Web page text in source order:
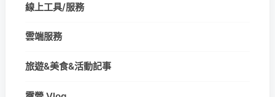
線上工具/服務
雲端服務
旅遊&美食&活動記事